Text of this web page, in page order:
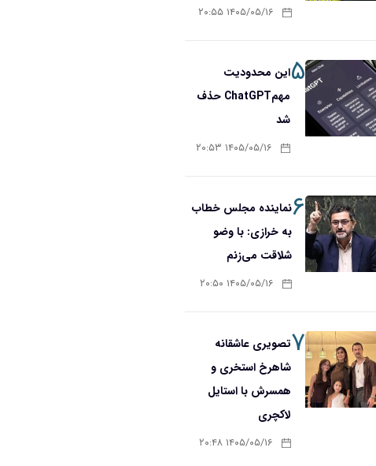
۱۴۰۵/۰۵/۱۶ ۲۰:۵۵
۵این محدودیت
مهمChatGPT حذف
شد
۱۴۰۵/۰۵/۱۶ ۲۰:۵۳
۶نماینده مجلس خطاب
به خرازی: با وضو
شلاقت می‌زنم
۱۴۰۵/۰۵/۱۶ ۲۰:۵۰
۷تصویری عاشقانه
شاهرخ استخری و
همسرش با استایل
لاکچری
۱۴۰۵/۰۵/۱۶ ۲۰:۴۸